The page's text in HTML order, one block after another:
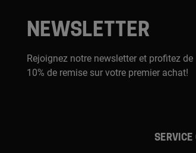
NEWSLETTER
Rejoignez notre newsletter et profitez de
10% de remise sur votre premier achat!